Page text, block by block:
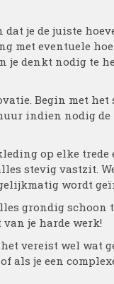
dat je de juiste
met eventuele
denkt nodig te
Begin met het
indien nodig de
op elke trede
stevig vastzit.
wordt
grondig schoon
je harde werk!
vereist wel wat
als je een